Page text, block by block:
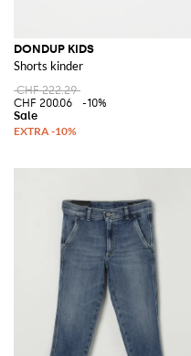
DONDUP KIDS
Shorts kinder
CHF 222.29
CHF 200.06
-10%